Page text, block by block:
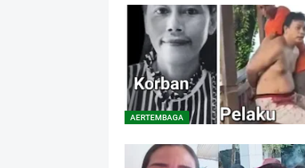
AERTEMBAGA